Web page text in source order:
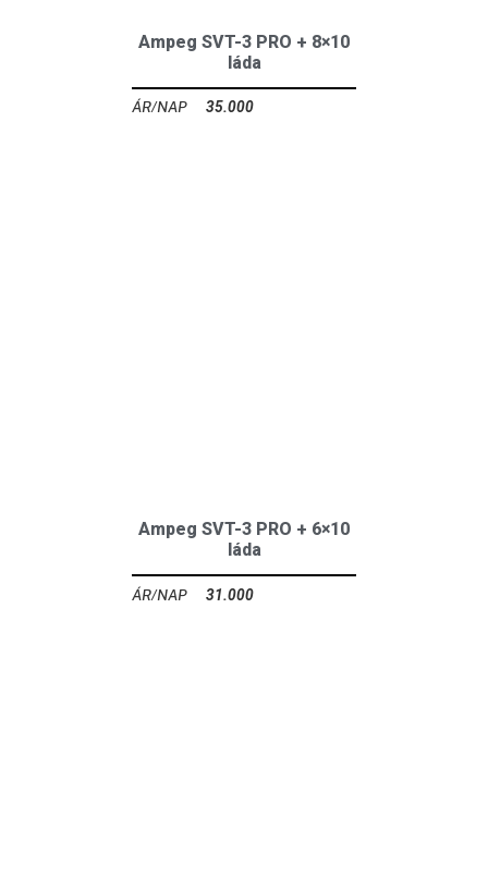
Ampeg SVT-3 PRO + 8×10
láda
35.000
Ampeg SVT-3 PRO + 6×10
láda
31.000